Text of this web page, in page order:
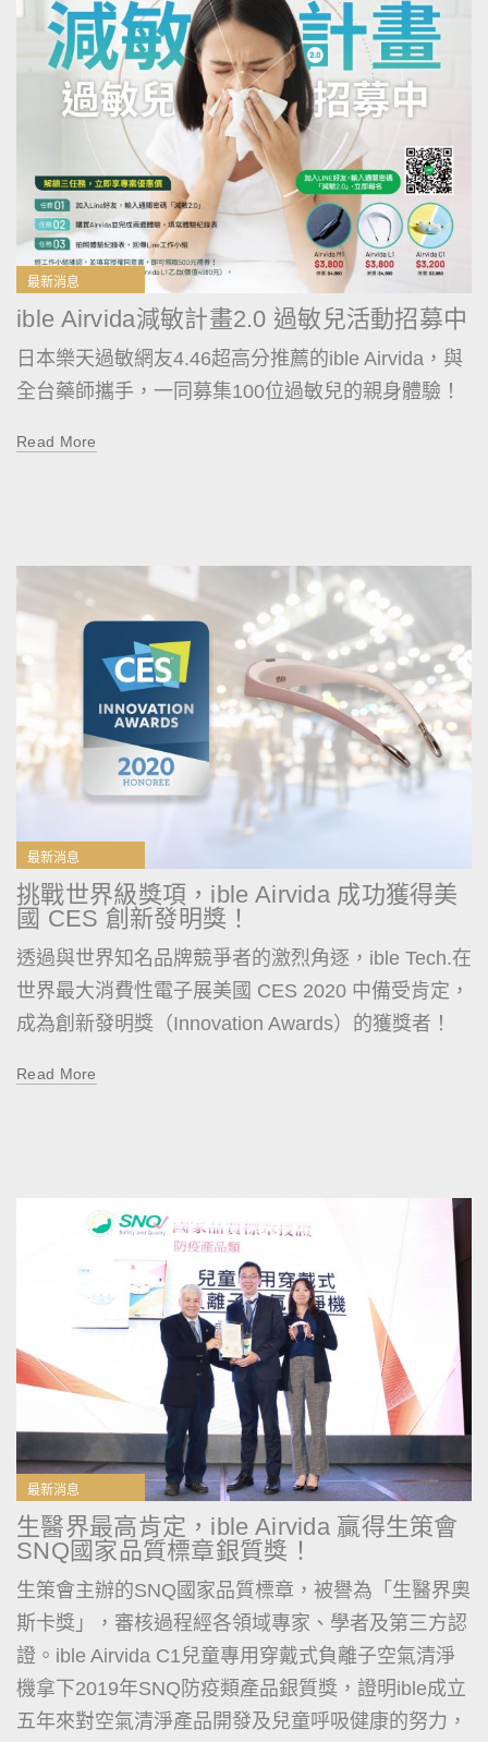
最新消息
ible Airvida減敏計畫2.0 過敏兒活動招募中
日本樂天過敏網友4.46超高分推薦的ible Airvida，與
全台藥師攜手，一同募集100位過敏兒的親身體驗！
Read More
最新消息
挑戰世界級獎項，ible Airvida 成功獲得美
國 CES 創新發明獎！
透過與世界知名品牌競爭者的激烈角逐，ible Tech.在
世界最大消費性電子展美國 CES 2020 中備受肯定，
成為創新發明獎（Innovation Awards）的獲獎者！
Read More
最新消息
生醫界最高肯定，ible Airvida 贏得生策會
SNQ國家品質標章銀質獎！
生策會主辦的SNQ國家品質標章，被譽為「生醫界奧
斯卡獎」，審核過程經各領域專家、學者及第三方認
證。ible Airvida C1兒童專用穿戴式負離子空氣清淨
機拿下2019年SNQ防疫類產品銀質獎，證明ible成立
五年來對空氣清淨產品開發及兒童呼吸健康的努力，